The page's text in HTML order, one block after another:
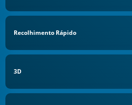
Recolhimento Rápido
3D